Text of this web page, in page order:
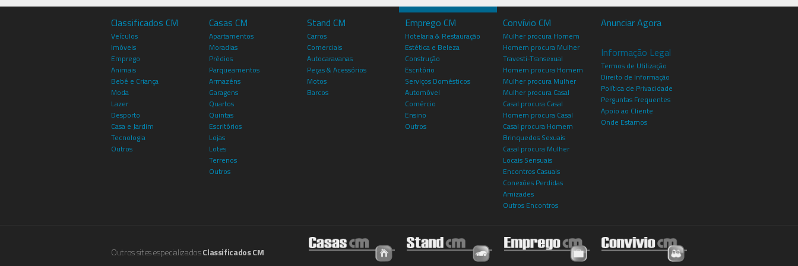
Classificados CM
Veículos
Imóveis
Emprego
Animais
Bebé e Criança
Moda
Lazer
Desporto
Casa e Jardim
Tecnologia
Outros
Casas CM
Apartamentos
Moradias
Prédios
Parqueamentos
Armazéns
Garagens
Quartos
Quintas
Escritórios
Lojas
Lotes
Terrenos
Outros
Stand CM
Carros
Comerciais
Autocaravanas
Peças & Acessórios
Motos
Barcos
Emprego CM
Hotelaria & Restauração
Estética e Beleza
Construção
Escritório
Serviços Domésticos
Automóvel
Comércio
Ensino
Outros
Convívio CM
Mulher procura Homem
Homem procura Mulher
Travesti-Transexual
Homem procura Homem
Mulher procura Mulher
Mulher procura Casal
Casal procura Casal
Homem procura Casal
Casal procura Homem
Brinquedos Sexuais
Casal procura Mulher
Locais Sensuais
Encontros Casuais
Conexões Perdidas
Amizades
Outros Encontros
Anunciar Agora
Informação Legal
Termos de Utilização
Direito de Informação
Política de Privacidade
Perguntas Frequentes
Apoio ao Cliente
Onde Estamos
Outros sites especializadosClassificados CM